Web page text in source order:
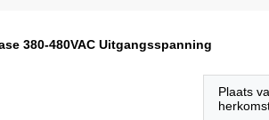
380-480VAC Uitgangsspanning
Plaats